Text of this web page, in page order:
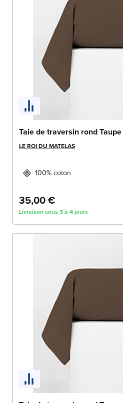
Taie de traversin rond
LE ROI DU MATELAS
100% coton
35,00 €
Livraison sous 3 à 4 jours